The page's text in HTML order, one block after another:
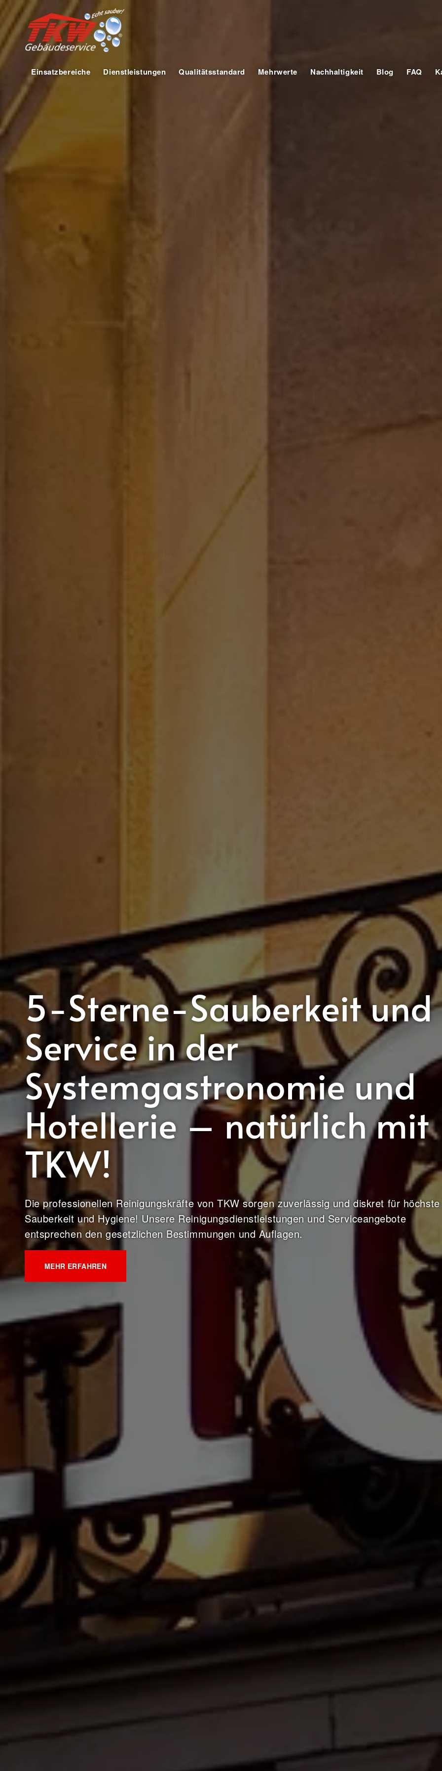
Einsatzbereiche Dienstleistungen Qualitätsstandard Mehrwerte Nachhaltigkeit Blog FAQ
5-Sterne-Sauberkeit
Service in der
Systemgastronomie und
Hotellerie – natürlich mit
TKW!
Die professionellen Reinigungskräfte von TKW sorgen zuverlässig und diskret für höchste
Sauberkeit und Hygiene! Unsere Reinigungsdienstleistungen und Serviceangebote
entsprechen den gesetzlichen Bestimmungen und Auflagen.
MEHR ERFAHREN